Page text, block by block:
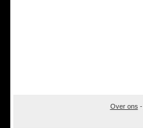
Over ons -